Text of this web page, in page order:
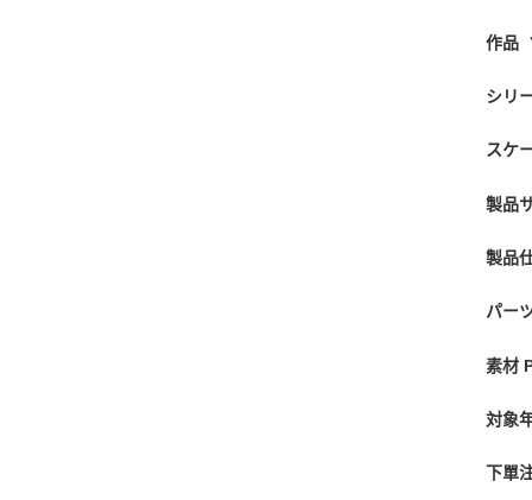
作品
シリ
スケ
製品
製品
パー
素材
対象
下單